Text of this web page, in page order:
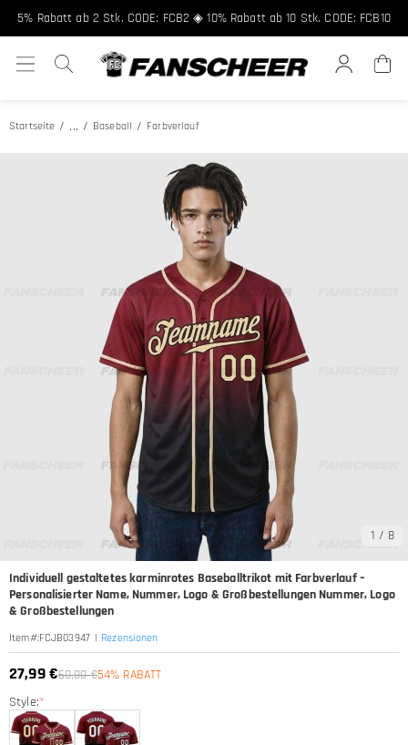
5% Rabatt ab 2 Stk. CODE: FCB2 ◈ 10% Rabatt ab 10 Stk. CODE: FCB10
Startseite ... Baseball Farbverlauf
1 / 8
Individuell gestaltetes karminrotes Baseballtrikot mit Farbverlauf –
Personalisierter Name, Nummer, Logo & Großbestellungen Nummer, Logo
& Großbestellungen
Item#:FCJB03947 | Rezensionen
27,99 €60,00 €54% RABATT
Style:*